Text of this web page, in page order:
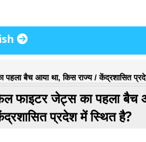
पहला बैच आया था, किस राज्य / केंद्रशासित
फाइटर जेट्स का पहला बैच
प्रदेश में स्थित है?